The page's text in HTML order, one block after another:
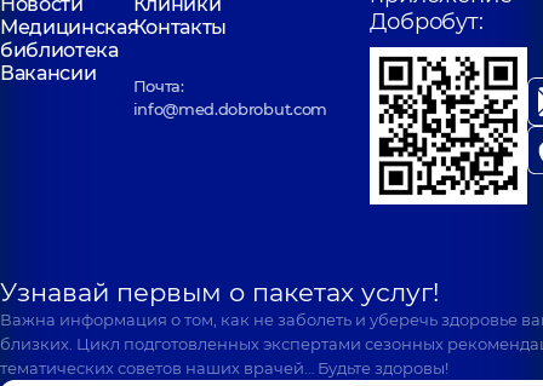
Медицинская
библиотека
Контакты
Вакансии
Почта:
info@med.dobrobut.com
Добробут:
Узнавай первым о пакетах услуг!
Важна информация о том, как не заболеть и уберечь здоровье
близких. Цикл подготовленных экспертами сезонных
тематических советов наших врачей… Будьте здоровы!